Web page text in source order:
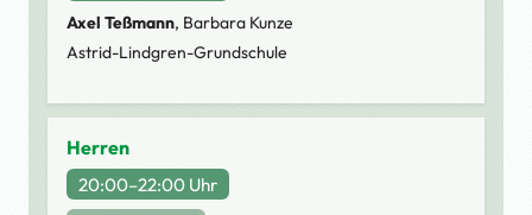
Axel Teßmann, Barbara Kunze
Astrid-Lindgren-Grundschule
Herren
20:00–22:00 Uhr